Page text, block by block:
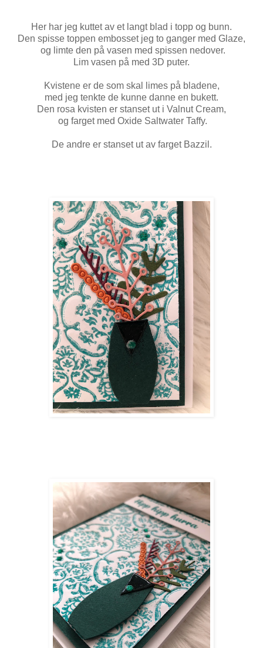
Her har jeg kuttet av et langt blad i topp og bunn.
Den spisse toppen embosset jeg to ganger med Glaze,
og limte den på vasen med spissen nedover.
Lim vasen på med 3D puter.
Kvistene er de som skal limes på bladene,
med jeg tenkte de kunne danne en bukett.
Den rosa kvisten er stanset ut i Valnut Cream,
og farget med Oxide Saltwater Taffy.
De andre er stanset ut av farget Bazzil.